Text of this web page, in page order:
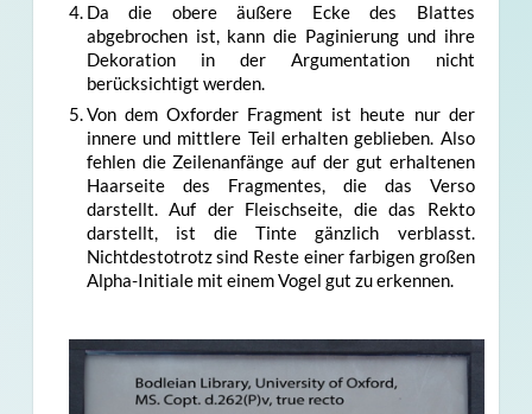
Da die obere äußere Ecke des Blattes
abgebrochen ist, kann die Paginierung und ihre
Dekoration in der Argumentation nicht
berücksichtigt werden.
Von dem Oxforder Fragment ist heute nur der
innere und mittlere Teil erhalten geblieben. Also
fehlen die Zeilenanfänge auf der gut erhaltenen
Haarseite des Fragmentes, die das Verso
darstellt. Auf der Fleischseite, die das Rekto
darstellt, ist die Tinte gänzlich verblasst.
Nichtdestotrotz sind Reste einer farbigen großen
Alpha-Initiale mit einem Vogel gut zu erkennen.